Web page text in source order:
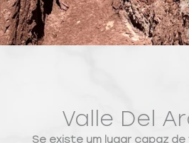
Valle Del
Se existe um lugar capaz